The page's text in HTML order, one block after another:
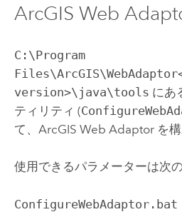
ArcGIS Web
C:\Program
version>\java\tools にあ
ティリティ (
て、 ArcGIS Web Adaptorを構
使用できるパラメーターは次
ConfigureWebAdaptor.bat